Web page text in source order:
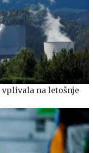
vplivala na letošnje